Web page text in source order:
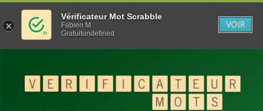
Vérificateur Mot Scrabble
Fabien M
Gratuitundefined
VOIR